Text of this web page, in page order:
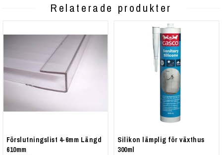
Relaterade produkter
Förslutningslist 4-6mm Längd
610mm
Silikon lämplig för växthus
300ml